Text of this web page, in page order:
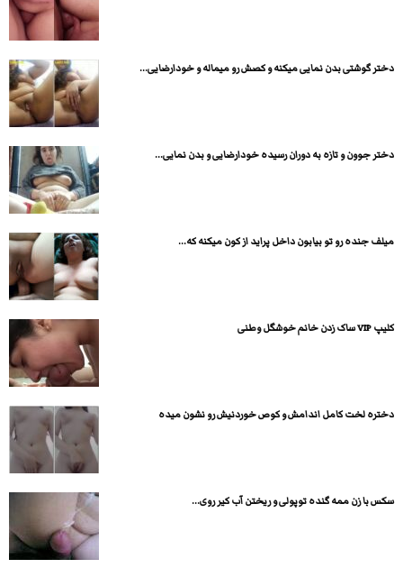
دختر گوشتی بدن نمایی میکنه و کصش رو میماله و خودارضایی...
دختر جوون و تازه به دوران رسیده خودارضایی و بدن نمایی...
میلف جنده رو تو بیابون داخل پراید از کون میکنه که...
کلیپ VIP ساک زدن خانم خوشگل وطنی
دختره لخت کامل اندامش و کوص خوردنیش رو نشون میده
سکس با زن ممه گنده توپولی و ریختن آب کیر روی...